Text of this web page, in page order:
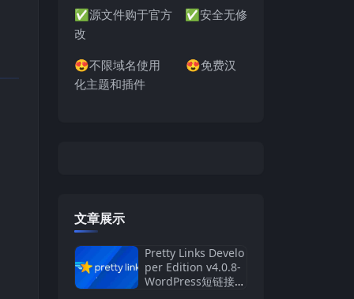
✅源文件购于官方 ✅安全无修
改
😍不限域名使用 😍免费汉
化主题和插件
文章展示
Pretty Links Develo
per Edition v4.0.8-
WordPress短链接插